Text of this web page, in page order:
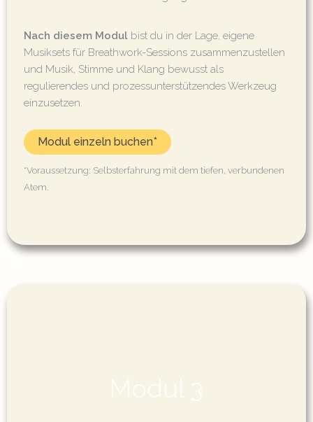
Nach diesem Modul bist du in der Lage, eigene
Musiksets für Breathwork-Sessions zusammenzustellen
und Musik, Stimme und Klang bewusst als
regulierendes und prozessunterstützendes Werkzeug
einzusetzen.
Modul einzeln buchen*
*Voraussetzung: Selbsterfahrung mit dem tiefen, verbundenen
Atem.
Modul 3